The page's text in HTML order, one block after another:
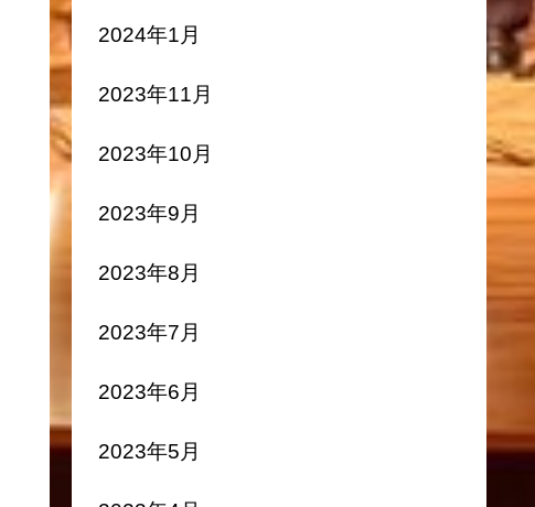
2024年1月
2023年11月
2023年10月
2023年9月
2023年8月
2023年7月
2023年6月
2023年5月